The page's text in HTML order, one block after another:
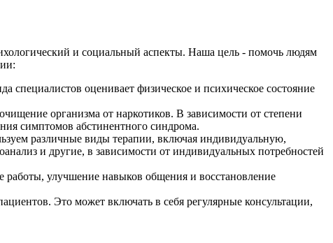
и социальный аспекты. Наша цель - помочь людям
оценивает физическое и психическое состояние
организма от наркотиков. В зависимости от степени
симптомов абстинентного синдрома.
различные виды терапии, включая индивидуальную,
и другие, в зависимости от индивидуальных потребностей
улучшение навыков общения и восстановление
Это может включать в себя регулярные консультации,